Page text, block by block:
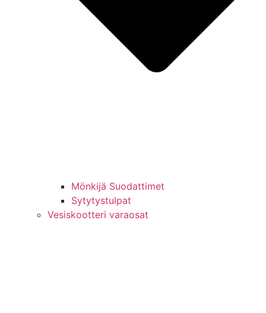
Mönkijä Suodattimet
Sytytystulpat
Vesiskootteri varaosat